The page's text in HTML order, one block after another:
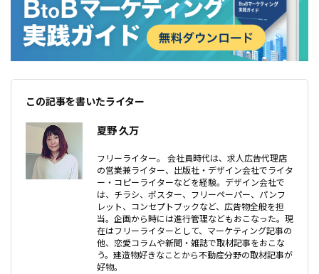
この記事を書いたライター
夏野 久万
フリーライター。 会社員時代は、求人広告代理店
の営業兼ライター、出版社・デザイン会社でライタ
ー・コピーライターなどを経験。デザイン会社で
は、チラシ、ポスター、フリーペーパー、パンフ
レット、コンセプトブックなど、広告物全般を担
当。企画から時には進行管理などもおこなった。現
在はフリーライターとして、マーケティング記事の
他、恋愛コラムや新聞・雑誌で取材記事をおこな
う。建造物好きなことから不動産分野の取材記事が
好物。